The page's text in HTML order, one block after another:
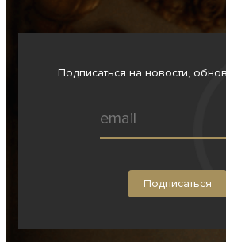
Подписаться на новости,